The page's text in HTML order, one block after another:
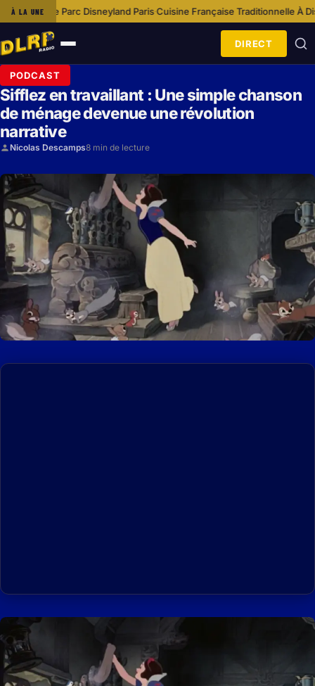
À LA UNE
Française Traditionnelle À Disneyland Paris·Options Végétariennes
Ouvrir
le
menu
DIRECT
PODCAST
Sifflez en travaillant : Une simple chanson
de ménage devenue une révolution
narrative
Nicolas Descamps8 min de lecture